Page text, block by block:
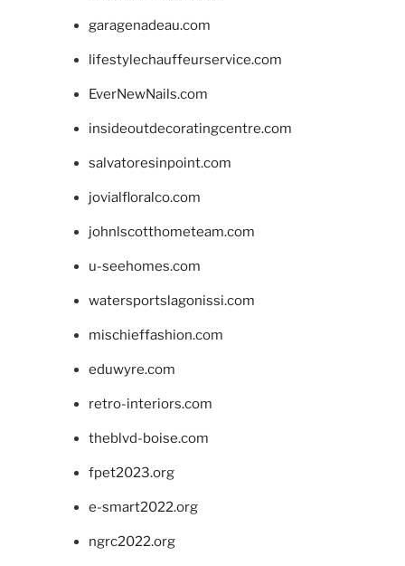
garagenadeau.com
lifestylechauffeurservice.com
EverNewNails.com
insideoutdecoratingcentre.com
salvatoresinpoint.com
jovialfloralco.com
johnlscotthometeam.com
u-seehomes.com
watersportslagonissi.com
mischieffashion.com
eduwyre.com
retro-interiors.com
theblvd-boise.com
fpet2023.org
e-smart2022.org
ngrc2022.org